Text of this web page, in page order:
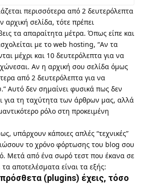
περισσότερα από 2 δευτερόλεπτα
αρχική σελίδα, τότε πρέπει
τα απαραίτητα μέτρα. Όπως είπε και
με το web hosting, “Αν τα
μέχρι και 10 δευτερόλεπτα για να
Αν η αρχική σου σελίδα όμως
από 2 δευτερόλεπτα για να
Αυτό δεν σημαίνει φυσικά πως δεν
για τη ταχύτητα των άρθρων μας, αλλά
ρόλο στη προκειμένη
υπάρχουν κάποιες απλές “τεχνικές”
το χρόνο φόρτωσης του blog σου
Μετά από ένα σωρό τεστ που έκανα σε
αποτελέσματα είναι τα εξής:
(plugins) έχεις, τόσο